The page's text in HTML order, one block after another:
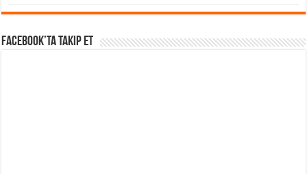
Facebook’ta takip et